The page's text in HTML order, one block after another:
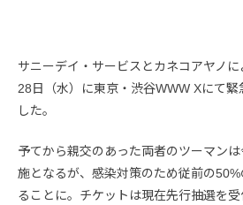
サニーデイ・サービスとカネコアヤノ
28日（水）に東京・渋谷WWW Xにて
した。
予てから親交のあった両者のツーマン
施となるが、感染対策のため従前の
ることに。チケットは現在先行抽選を受